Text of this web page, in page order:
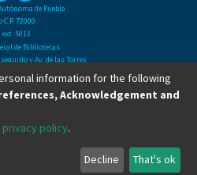
de Puebla
72000
5013
de Bibliotecas
y Av. de las Torres
Col. San Manuel
2295500 Ext 2901
de Bibliotecas - BUAP 2024. All right reserved.
information for the following
Acknowledgement and
privacy policy.
Decline That's ok